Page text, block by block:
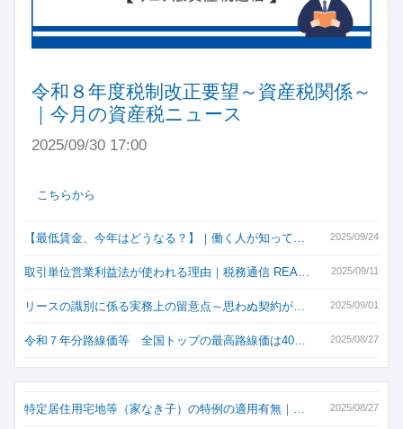
令和８年度税制改正要望～資産税関係～
｜今月の資産税ニュース
2025/09/30 17:00
こちらから
2025/09/24
【最低賃金、今年はどうなる？】｜働く人が知って…
2025/09/11
取引単位営業利益法が使われる理由｜税務通信 REA…
2025/09/01
リースの識別に係る実務上の留意点～思わぬ契約が…
2025/08/27
令和７年分路線価等 全国トップの最高路線価は40…
2025/08/27
特定居住用宅地等（家なき子）の特例の適用有無｜…